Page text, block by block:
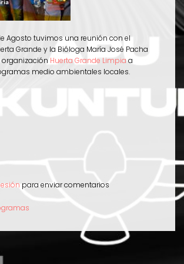
Agosto tuvimos una reunión con el
Grande y la Bióloga María José Pacha
organizaciónHuerta Grande Limpia a
medio ambientales locales.
para enviar comentarios